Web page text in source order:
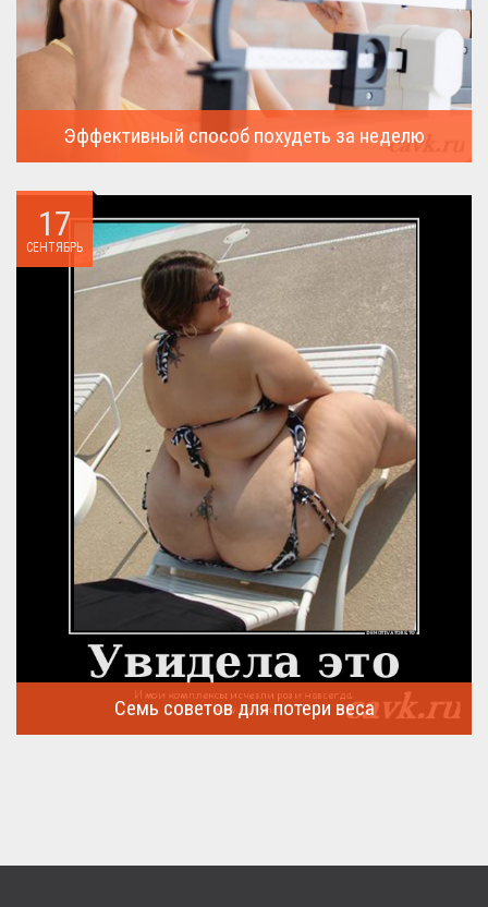
Эффективный способ похудеть за неделю
всегда...
17
СЕНТЯБРЬ
Семь советов для потери веса